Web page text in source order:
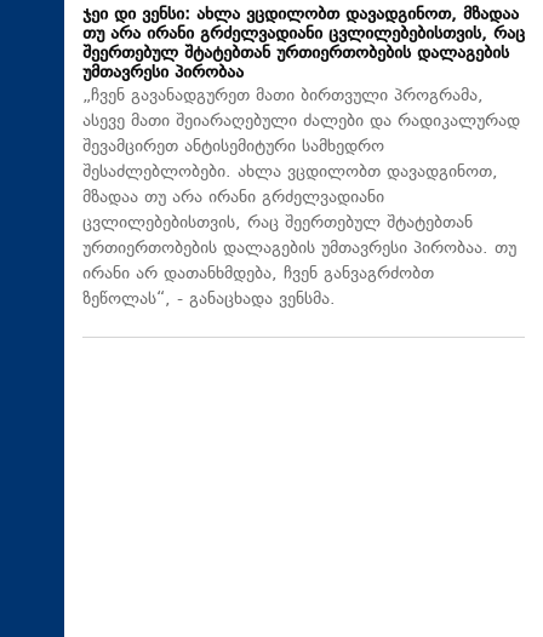
ჯეი დი ვენსი: ახლა ვცდილობთ დავადგინოთ, მზადაა
თუ არა ირანი გრძელვადიანი ცვლილებებისთვის, რაც
შეერთებულ შტატებთან ურთიერთობების დალაგების
უმთავრესი პირობაა
„ჩვენ გავანადგურეთ მათი ბირთვული პროგრამა,
ასევე მათი შეიარაღებული ძალები და რადიკალურად
შევამცირეთ ანტისემიტური სამხედრო
შესაძლებლობები. ახლა ვცდილობთ დავადგინოთ,
მზადაა თუ არა ირანი გრძელვადიანი
ცვლილებებისთვის, რაც შეერთებულ შტატებთან
ურთიერთობების დალაგების უმთავრესი პირობაა. თუ
ირანი არ დათანხმდება, ჩვენ განვაგრძობთ
ზეწოლას“, - განაცხადა ვენსმა.